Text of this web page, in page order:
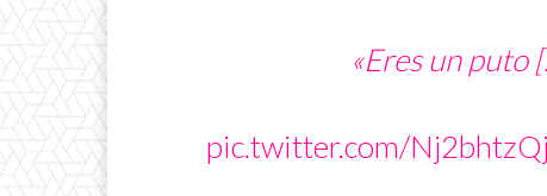
«Eres un puto
pic.twitter.com/